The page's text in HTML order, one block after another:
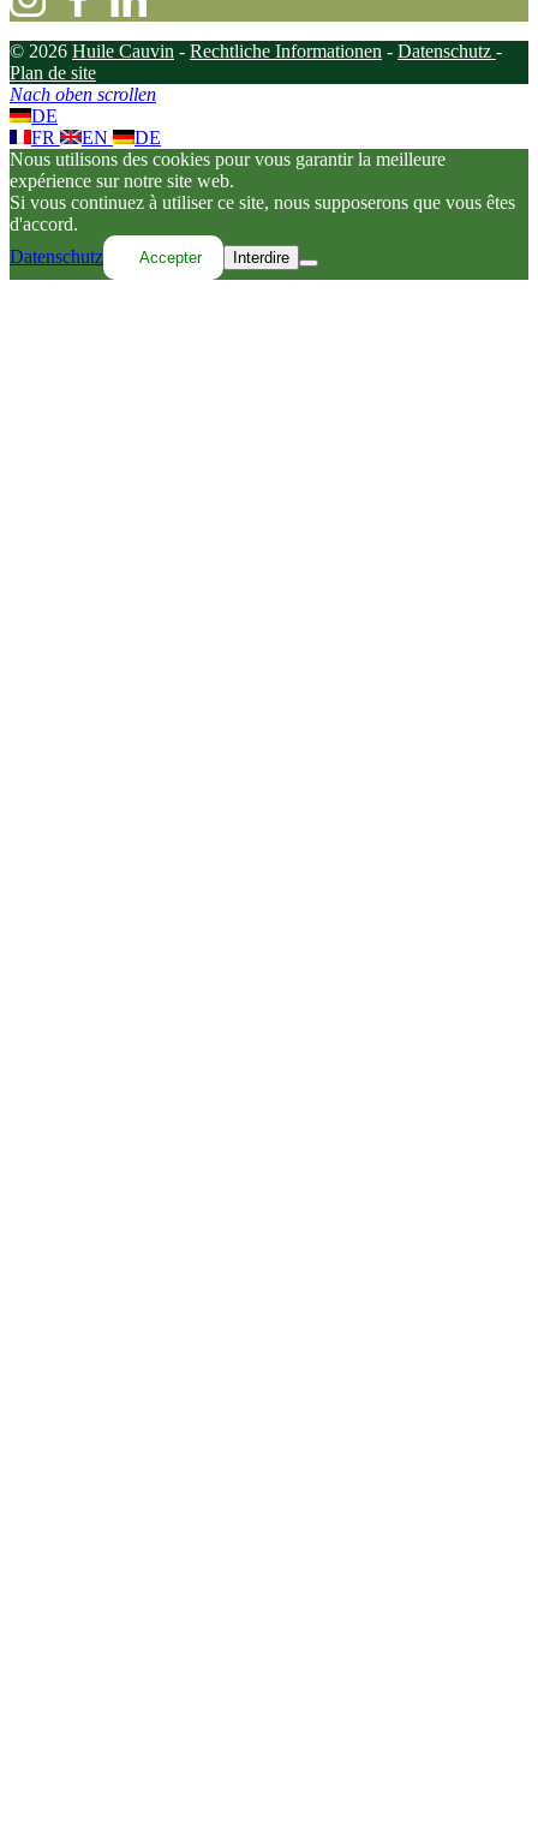
© 2026 Huile Cauvin - Rechtliche Informationen - Datenschutz -
Plan de site
Nach oben scrollen
DE
FR
EN
DE
Nous utilisons des cookies pour vous garantir la meilleure
expérience sur notre site web.
Si vous continuez à utiliser ce site, nous supposerons que vous êtes
d'accord.
Datenschutz
Accepter Interdire